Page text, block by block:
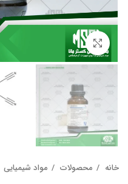
بزرگنمایی تصویر
خانه محصولات مواد شیمیایی